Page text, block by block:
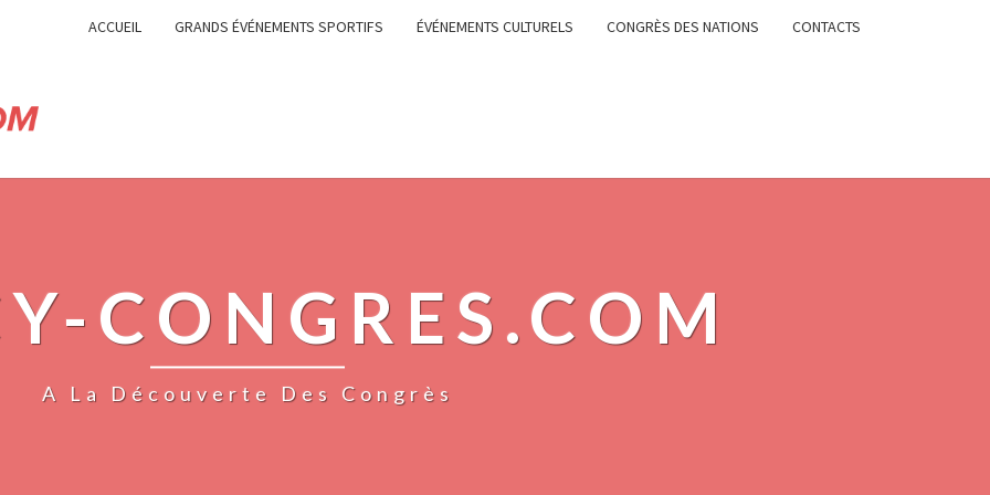
ACCUEIL GRANDS ÉVÉNEMENTS SPORTIFS ÉVÉNEMENTS CULTURELS CONGRÈS DES NATIONS CONTACTS
CONGRES.COM
A La Découverte Des Congrès